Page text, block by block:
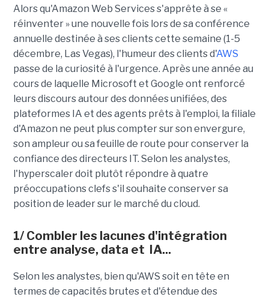
Alors qu'Amazon Web Services s'apprête à se «
réinventer » une nouvelle fois lors de sa conférence
annuelle destinée à ses clients cette semaine (1-5
décembre, Las Vegas), l'humeur des clients d'AWS
passe de la curiosité à l'urgence. Après une année au
cours de laquelle Microsoft et Google ont renforcé
leurs discours autour des données unifiées, des
plateformes IA et des agents prêts à l'emploi, la filiale
d'Amazon ne peut plus compter sur son envergure,
son ampleur ou sa feuille de route pour conserver la
confiance des directeurs IT. Selon les analystes,
l'hyperscaler doit plutôt répondre à quatre
préoccupations clefs s'il souhaite conserver sa
position de leader sur le marché du cloud.
1/ Combler les lacunes d'intégration
entre analyse, data et IA...
Selon les analystes, bien qu'AWS soit en tête en
termes de capacités brutes et d'étendue des